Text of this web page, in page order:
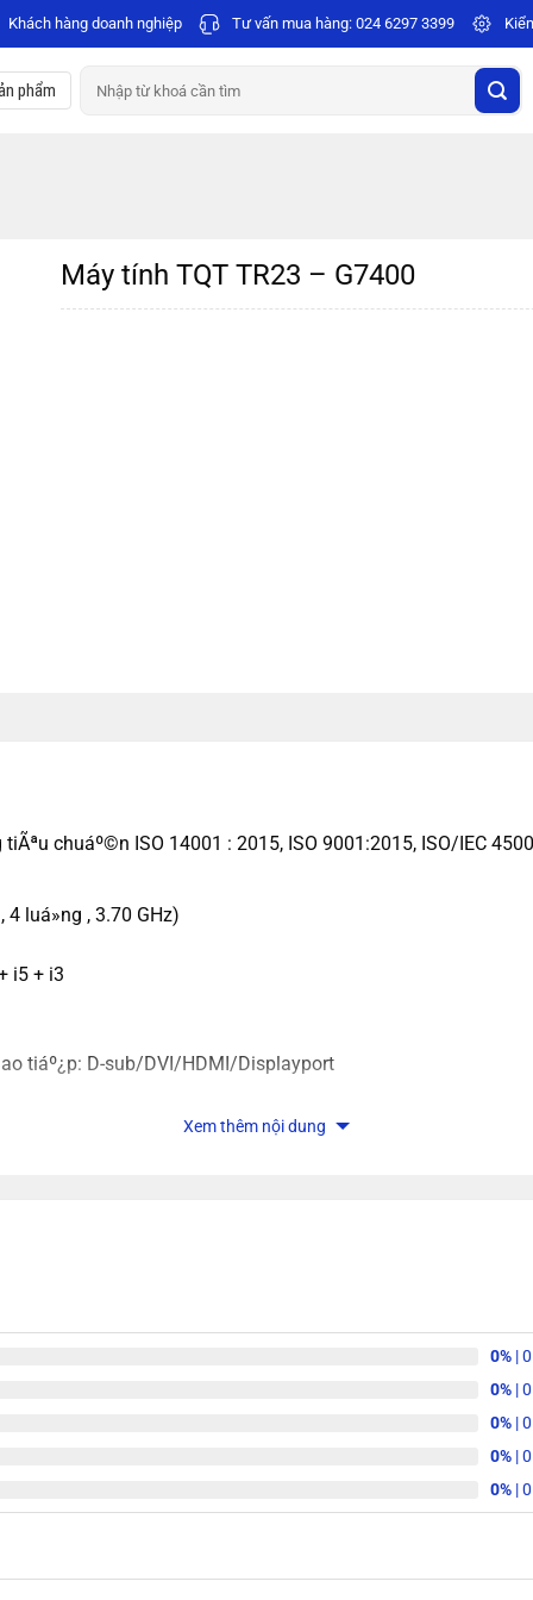
Khách hàng doanh nghiệp Tư vấn mua hàng: 024 6297 3399
phẩm
Máy tính TQT TR23 – G7400
tiÃªu chuáº©n ISO 14001 : 2015, ISO 9001:2015, ISO/IEC
luá»ng , 3.70 GHz)
i5 + i3
tiáº¿p: D-sub/DVI/HDMI/Displayport
1x RJ45, 3x Audio 3.5mm
Xem thêm nội dung
0% |
0% |
0% |
0% |
0% |